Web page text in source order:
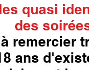
quasi
des
remercier
ans